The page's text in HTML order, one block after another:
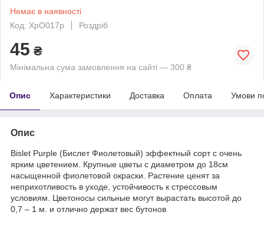
Немає в наявності
Код: ХрО017р
Роздріб
45 ₴
Мінімальна сума замовлення на сайті — 300 ₴
Опис Характеристики Доставка Оплата Умови
Опис
Bislet Purple (Бислет Фиолетовый) эффектный сорт с очень
ярким цветением. Крупные цветы с диаметром до 18см
насыщенной фиолетовой окраски. Растение ценят за
неприхотливость в уходе, устойчивость к стрессовым
условиям. Цветоносы сильные могут вырастать высотой до
0,7 – 1 м. и отлично держат вес бутонов